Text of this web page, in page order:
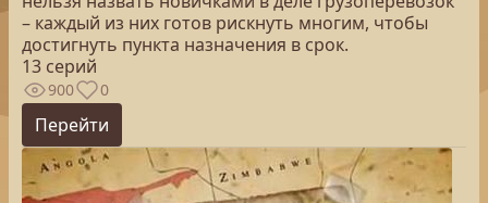
– каждый из них готов рискнуть многим, чтобы
достигнуть пункта назначения в срок.
13 серий
900 0
Перейти